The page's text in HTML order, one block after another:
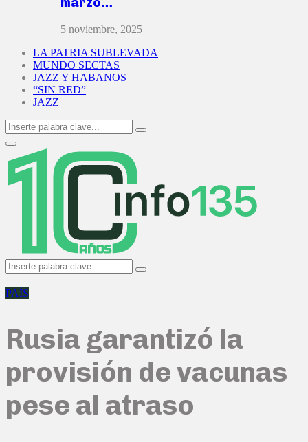
5 noviembre, 2025
LA PATRIA SUBLEVADA
MUNDO SECTAS
JAZZ Y HABANOS
“SIN RED”
JAZZ
Search
for:
Search
Primary
Menu
Search
for:
Search
PAÍS
Rusia garantizó la
provisión de vacunas
pese al atraso